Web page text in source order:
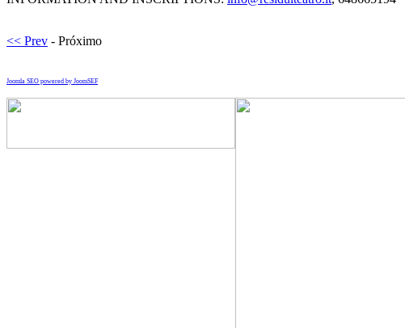
<< Prev - Próximo
Joomla SEO powered by JoomSEF